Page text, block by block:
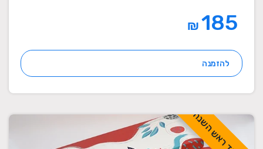
₪
להזמנה